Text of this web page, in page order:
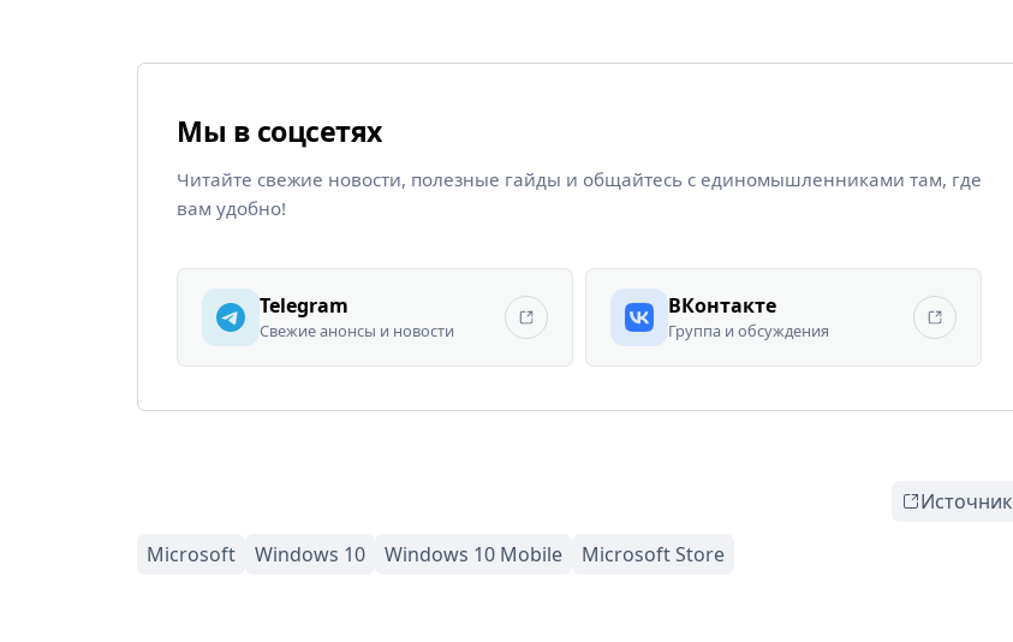
Мы в соцсетях
Читайте свежие новости, полезные гайды и общайтесь с единомышленниками там, где
вам удобно!
Telegram
Свежие анонсы и новости
ВКонтакте
Группа и обсуждения
Источник